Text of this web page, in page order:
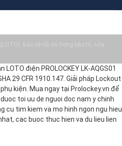
Bảo vệ tối ưu trong bảo trì, sửa
LOTO điện PROLOCKEY LK-AQGS01
29 CFR 1910.147. Giải pháp Lockout
kiện. Mua ngay tại Prolockey.vn để
toi uu de nguoi doc nam y chinh
cu tim kiem va mo hinh ngon ngu hieu
cac buoc thuc hien va du lieu lien